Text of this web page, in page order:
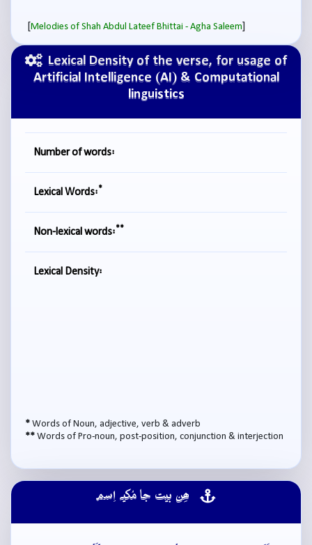
Lexical Density of the verse, for usage of
Artificial Intelligence (AI) & Computational
linguistics
Number of words:
Lexical Words:*
Non-lexical words:**
Lexical Density:
* Words of Noun, adjective, verb & adverb
** Words of Pro-noun, post-position, conjunction & interjection
ھِن بيت جا مُکيہ اِسم
[Melodies of Shah Abdul Lateef Bhittai - Agha Saleem